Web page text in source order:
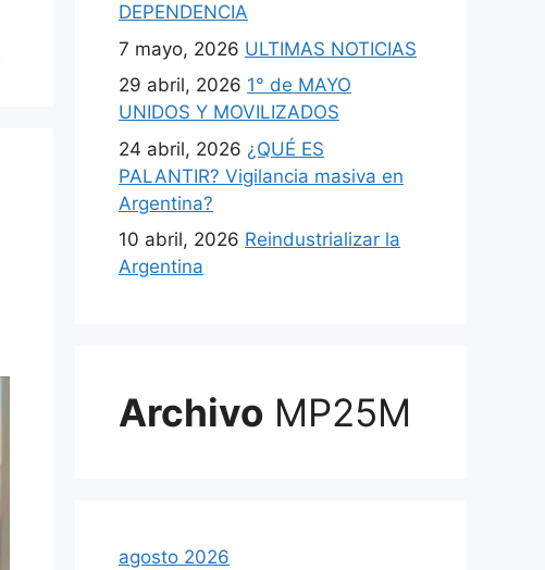
DEPENDENCIA
7 mayo, 2026 ULTIMAS NOTICIAS
29 abril, 2026 1° de MAYO
UNIDOS Y MOVILIZADOS
24 abril, 2026 ¿QUÉ ES
PALANTIR? Vigilancia masiva en
Argentina?
10 abril, 2026 Reindustrializar la
Argentina
Archivo MP25M
agosto 2026